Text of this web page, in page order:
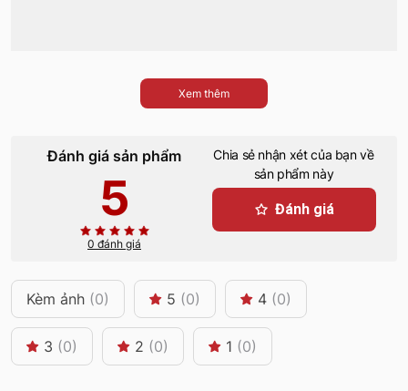
Xem thêm
Đánh giá sản phẩm
5
0 đánh giá
Chia sẻ nhận xét của bạn về
sản phẩm này
Đánh giá
Kèm ảnh (0) 5 (0) 4 (0)
3 (0) 2 (0) 1 (0)